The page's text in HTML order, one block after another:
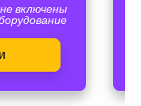
включены